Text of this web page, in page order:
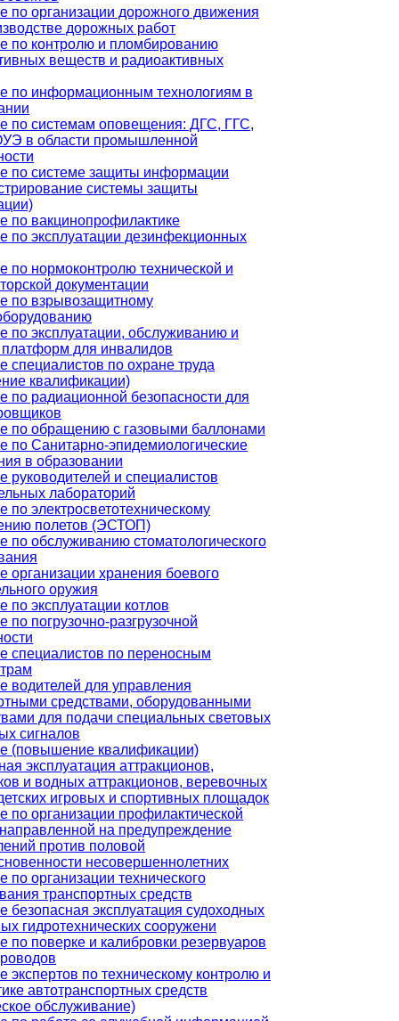
по организации дорожного движения
дорожных работ
по контролю и пломбированию
веществ и радиоактивных
по информационным технологиям в
по системам оповещения: ДГС, ГГС,
в области промышленной
по системе защиты информации
системы защиты
по вакцинопрофилактике
по эксплуатации дезинфекционных
по нормоконтролю технической и
документации
по взрывозащитному
по эксплуатации, обслуживанию и
для инвалидов
специалистов по охране труда
квалификации)
по радиационной безопасности для
по обращению с газовыми баллонами
по Санитарно-эпидемиологические
в образовании
руководителей и специалистов
лабораторий
по электросветотехническому
полетов (ЭСТОП)
по обслуживанию стоматологического
организации хранения боевого
оружия
по эксплуатации котлов
по погрузочно-разгрузочной
специалистов по переносным
водителей для управления
средствами, оборудованными
для подачи специальных световых
сигналов
(повышение квалификации)
эксплуатация аттракционов,
и водных аттракционов, веревочных
игровых и спортивных площадок
по организации профилактической
на предупреждение
против половой
несовершеннолетних
по организации технического
транспортных средств
безопасная эксплуатация судоходных
гидротехнических сооружени
по поверке и калибровки резервуаров
экспертов по техническому контролю и
автотранспортных средств
обслуживание)